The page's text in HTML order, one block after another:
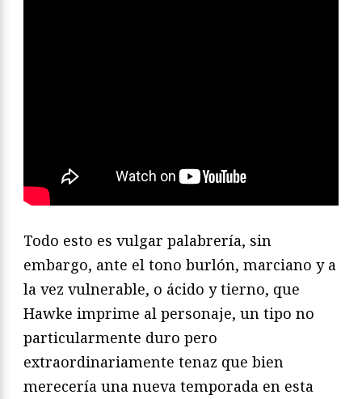
Todo esto es vulgar palabrería, sin
embargo, ante el tono burlón, marciano y a
la vez vulnerable, o ácido y tierno, que
Hawke imprime al personaje, un tipo no
particularmente duro pero
extraordinariamente tenaz que bien
merecería una nueva temporada en esta